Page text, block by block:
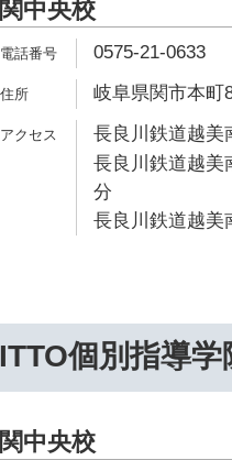
関中央校
0575-21-0633
岐阜県関市本町
長良川鉄道越美
長良川鉄道越美
分
長良川鉄道越美
ITTO個別指導学
関中央校